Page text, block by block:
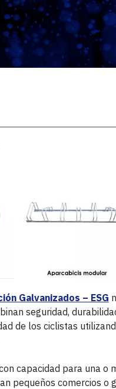
Galvanizados – ESG
seguridad,
de los ciclistas
capacidad para una
pequeños comercios o